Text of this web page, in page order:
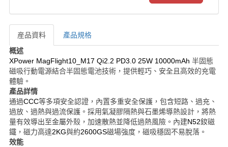
産品資料 產品規格
産品資料
概述
XPower MagFlight10_M17 Qi2.2 PD3.0 25W 10000mAh 半固態
磁吸行動電源結合半固態電池技術，提供輕巧、安全且高效的充電
體驗。
產品詳情
通過CCC等多項安全認證，內置多重安全保護，包含短路、過充、
過放、過熱與過流保護。採用氣凝膠隔熱與石墨烯導熱設計，將熱
量有效導出至金屬外殼，加速散熱並降低過熱風險。內建N52釹磁
鐵，磁力高達2KG與約2600GS磁場強度，磁吸穩固不易脫落。
效能